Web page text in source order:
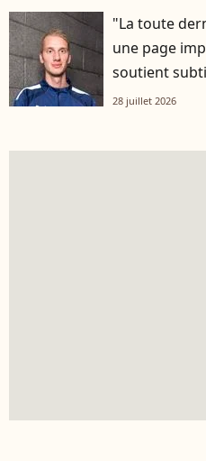
"La toute
une page
soutient
28 juillet 2026